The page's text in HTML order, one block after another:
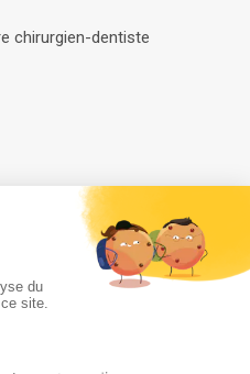
chirurgien-dentiste